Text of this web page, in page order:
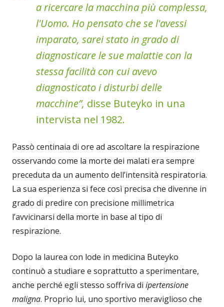
a ricercare la macchina più complessa,
l'Uomo. Ho pensato che se l'avessi
imparato, sarei stato in grado di
diagnosticare le sue malattie con la
stessa facilità con cui avevo
diagnosticato i disturbi delle
macchine”, disse Buteyko in una
intervista nel 1982.
Passò centinaia di ore ad ascoltare la respirazione
osservando come la morte dei malati era sempre
preceduta da un aumento dell’intensità respiratoria.
La sua esperienza si fece così precisa che divenne in
grado di predire con precisione millimetrica
l’avvicinarsi della morte in base al tipo di
respirazione.
Dopo la laurea con lode in medicina Buteyko
continuò a studiare e soprattutto a sperimentare,
anche perché egli stesso soffriva di ipertensione
maligna. Proprio lui, uno sportivo meraviglioso che